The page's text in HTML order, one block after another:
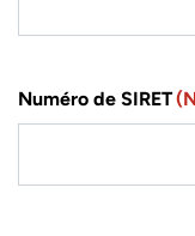
Numéro de SIRET